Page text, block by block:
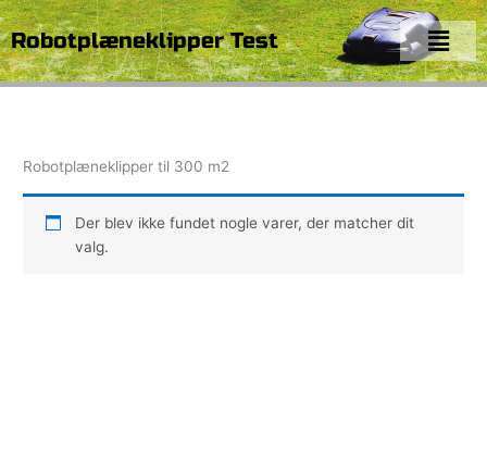
Gå
til
indholdet
Robotplæneklipper Test Menu
Robotplæneklipper til 300 m2
Der blev ikke fundet nogle varer, der matcher dit
valg.